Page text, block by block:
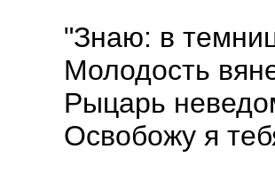
"Знаю: в
Молодость
Рыцарь
Освобожу я